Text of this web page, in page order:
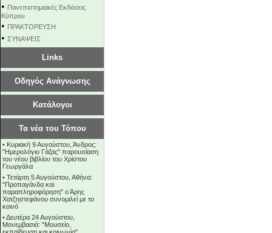
• Πανεπιστημιακές Εκδόσεις
Κύπρου
• ΠΡΑΚΤΟΡΕΥΣΗ
• ΣΥΝΑΨΕΙΣ
Links
Οδηγός Ανάγνωσης
Κατάλογοι
Τα νέα του Τόπου
• Κυριακή 9 Αυγούστου, Άνδρος:
"Ημερολόγιο Γάζας" παρουσίαση
του νέου βιβλίου του Χρίστου
Γεωργάλα
• Τετάρτη 5 Αυγούστου, Αθήνα:
"Προπαγάνδα και
παραπληροφόρηση" ο Άρης
Χατζηστεφάνου συνομιλεί με το
κοινό
•Δευτέρα 24 Αυγούστου,
Μονεμβασιά: "Μουσείο,